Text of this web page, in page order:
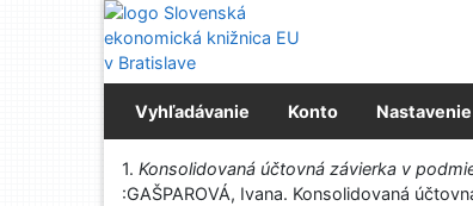
Prejsť na obsah
Prejsť na menu
Prehlásenie o webovej prístupnosti
Vyhľadávanie Konto
Vytlačiť
1. Konsolidovaná účtovná závierka v
:GAŠPAROVÁ, Ivana. Konsolidovaná